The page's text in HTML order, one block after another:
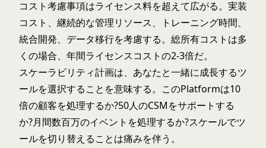
コスト考慮事項はライセンス料を超えて広がる。実装
コスト、継続的な管理リソース、トレーニング時間、
統合開発、データ移行を考慮する。総所有コストは多
くの場合、年間ライセンスコストの2-3倍だ。
スケーラビリティ計画は、あなたと一緒に成長するツ
ールを選択することを意味する。このPlatformは10
倍の顧客を処理するか?50人のCSMをサポートする
か?月間数百万のイベントを処理するか?スケールでツ
ールを切り替えることは痛みを伴う。